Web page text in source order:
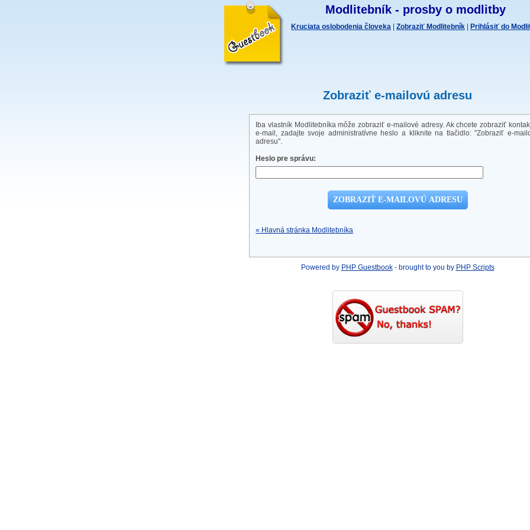
Modlitebník - prosby o modlitby
Kruciata oslobodenia človeka Zobraziť Modlitebník Prihlásiť do
Zobraziť e-mailovú adresu
Iba vlastník Modlitebníka môže zobraziť e-mailové adresy. Ak chcete zobraziť
e-mail, zadajte svoje administratívne heslo a kliknite na tlačidlo: "Zobraziť e-
adresu".
Heslo pre správu:
« Hlavná stránka Modlitebníka
Powered by PHP Guestbook- brought to you by PHP Scripts